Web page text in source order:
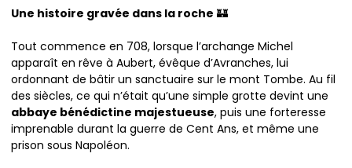
Une histoire gravée dans la roche 🏰
Tout commence en 708, lorsque l’archange Michel
apparaît en rêve à Aubert, évêque d’Avranches, lui
ordonnant de bâtir un sanctuaire sur le mont Tombe. Au fil
des siècles, ce qui n’était qu’une simple grotte devint une
abbaye bénédictine majestueuse, puis une forteresse
imprenable durant la guerre de Cent Ans, et même une
prison sous Napoléon.